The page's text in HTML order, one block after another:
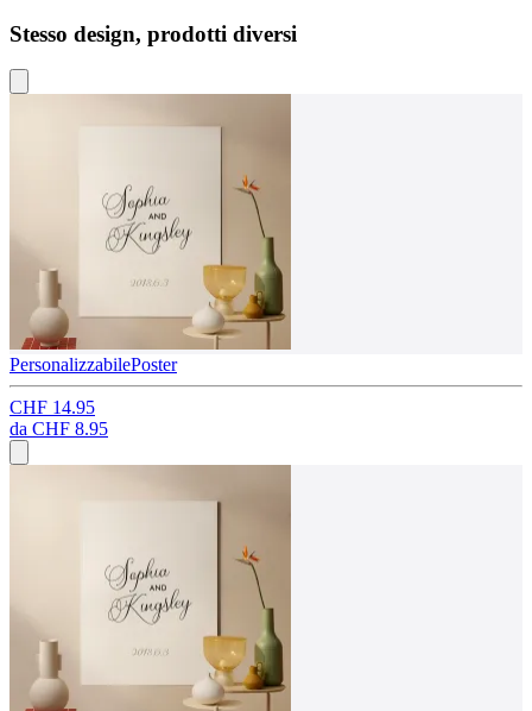
Stesso design, prodotti diversi
PersonalizzabilePoster
CHF 14.95
da CHF 8.95